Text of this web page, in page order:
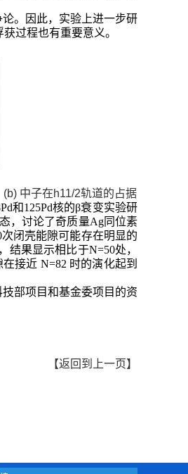
。因此，实验上进一步研
过程也有重要意义。
中子在h11/2轨道的占据
和125Pd核的β衰变实验研
，讨论了奇质量Ag同位素
闭壳能隙可能存在明显的
果显示相比于N=50处，
接近 N=82 时的演化起到
部项目和基金委项目的资
【返回到上一页】